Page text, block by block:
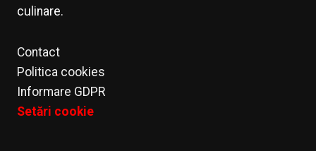
culinare.
Contact
Politica cookies
Informare GDPR
Setări cookie